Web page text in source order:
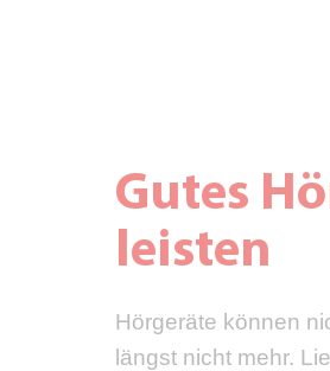
Gutes
leisten
Hörgeräte können
längst nicht mehr.